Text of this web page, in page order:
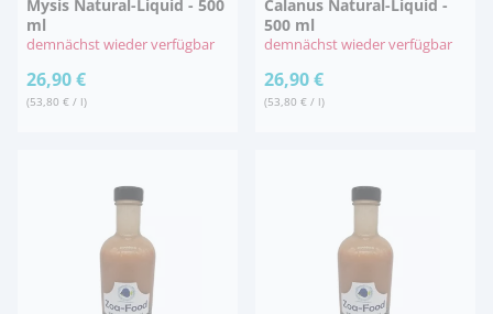
Mysis Natural-Liquid - 500
ml
demnächst wieder verfügbar
26,90 €
(53,80 € / l)
Calanus Natural-Liquid -
500 ml
demnächst wieder verfügbar
26,90 €
(53,80 € / l)